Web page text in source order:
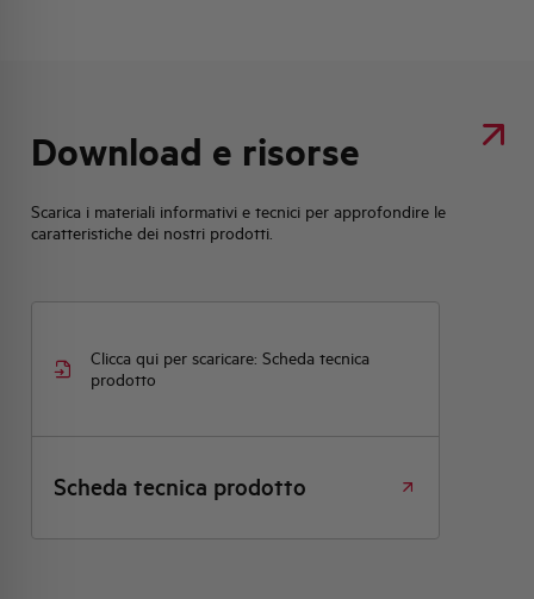
Download e risorse
Scarica i materiali informativi e tecnici per approfondire le
caratteristiche dei nostri prodotti.
Clicca qui per scaricare: Scheda tecnica
prodotto
Scheda tecnica prodotto